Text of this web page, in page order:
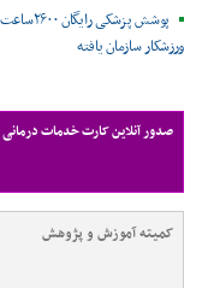
ورزشکار سازمان یافته
صدور آنلاین کارت خدمات درمانی
کمیته آموزش و پژوهش